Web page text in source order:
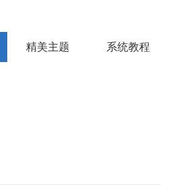
精美主题 系统教程